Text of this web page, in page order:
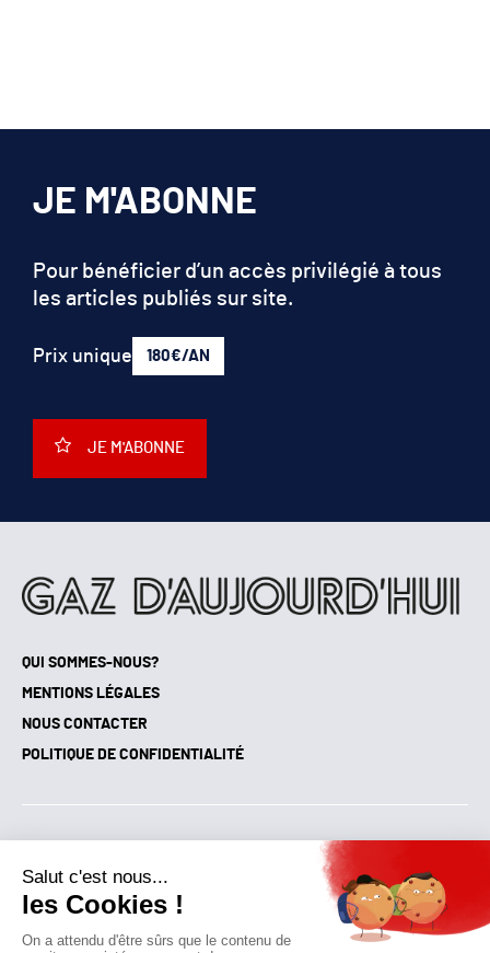
QUI SOMMES-NOUS?
MENTIONS LÉGALES
NOUS CONTACTER
POLITIQUE DE CONFIDENTIALITÉ
JE M'ABONNE
Pour bénéficier d’un accès privilégié à tous
les articles publiés sur site.
Prix unique 180€/AN
JE M'ABONNE